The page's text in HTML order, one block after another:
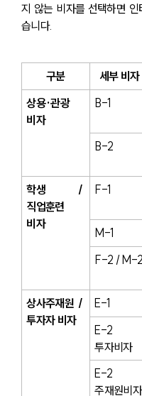
지 않는 비자를 선택하면
습니다.
구분 세부 비자
상용·관광
비자
B-1
B-2
학생 /
직업훈련
비자
F-1
M-1
F-2 / M-2
상사주재원 /
투자자 비자
E-1
E-2
투자비자
E-2
주재원비자